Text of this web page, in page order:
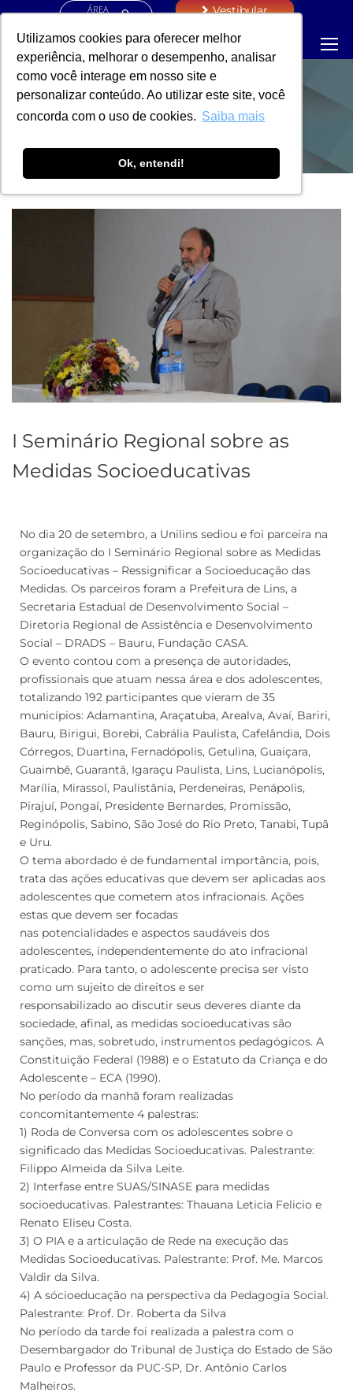
Utilizamos cookies para oferecer melhor
experiência, melhorar o desempenho, analisar
como você interage em nosso site e
personalizar conteúdo. Ao utilizar este site, você
concorda com o uso de cookies. Saiba mais
Ok, entendi!
ÁREA
Vestibular
NOTÍCIAS
I Seminário Regional sobre as
Medidas Socioeducativas
No dia 20 de setembro, a Unilins sediou e foi parceira na
organização do I Seminário Regional sobre as Medidas
Socioeducativas – Ressignificar a Socioeducação das
Medidas. Os parceiros foram a Prefeitura de Lins, a
Secretaria Estadual de Desenvolvimento Social –
Diretoria Regional de Assistência e Desenvolvimento
Social – DRADS – Bauru, Fundação CASA.
O evento contou com a presença de autoridades,
profissionais que atuam nessa área e dos adolescentes,
totalizando 192 participantes que vieram de 35
municípios: Adamantina, Araçatuba, Arealva, Avaí, Bariri,
Bauru, Birigui, Borebi, Cabrália Paulista, Cafelândia, Dois
Córregos, Duartina, Fernadópolis, Getulina, Guaiçara,
Guaimbê, Guarantã, Igaraçu Paulista, Lins, Lucianópolis,
Marília, Mirassol, Paulistânia, Perdeneiras, Penápolis,
Pirajuí, Pongaí, Presidente Bernardes, Promissão,
Reginópolis, Sabino, São José do Rio Preto, Tanabi, Tupã
e Uru.
O tema abordado é de fundamental importância, pois,
trata das ações educativas que devem ser aplicadas aos
adolescentes que cometem atos infracionais. Ações
estas que devem ser focadas
nas potencialidades e aspectos saudáveis dos
adolescentes, independentemente do ato infracional
praticado. Para tanto, o adolescente precisa ser visto
como um sujeito de direitos e ser
responsabilizado ao discutir seus deveres diante da
sociedade, afinal, as medidas socioeducativas são
sanções, mas, sobretudo, instrumentos pedagógicos. A
Constituição Federal (1988) e o Estatuto da Criança e do
Adolescente – ECA (1990).
No período da manhã foram realizadas
concomitantemente 4 palestras:
1) Roda de Conversa com os adolescentes sobre o
significado das Medidas Socioeducativas. Palestrante:
Filippo Almeida da Silva Leite.
2) Interfase entre SUAS/SINASE para medidas
socioeducativas. Palestrantes: Thauana Leticia Felicio e
Renato Eliseu Costa.
3) O PIA e a articulação de Rede na execução das
Medidas Socioeducativas. Palestrante: Prof. Me. Marcos
Valdir da Silva.
4) A sócioeducação na perspectiva da Pedagogia Social.
Palestrante: Prof. Dr. Roberta da Silva
No período da tarde foi realizada a palestra com o
Desembargador do Tribunal de Justiça do Estado de São
Paulo e Professor da PUC-SP, Dr. Antônio Carlos
Malheiros.